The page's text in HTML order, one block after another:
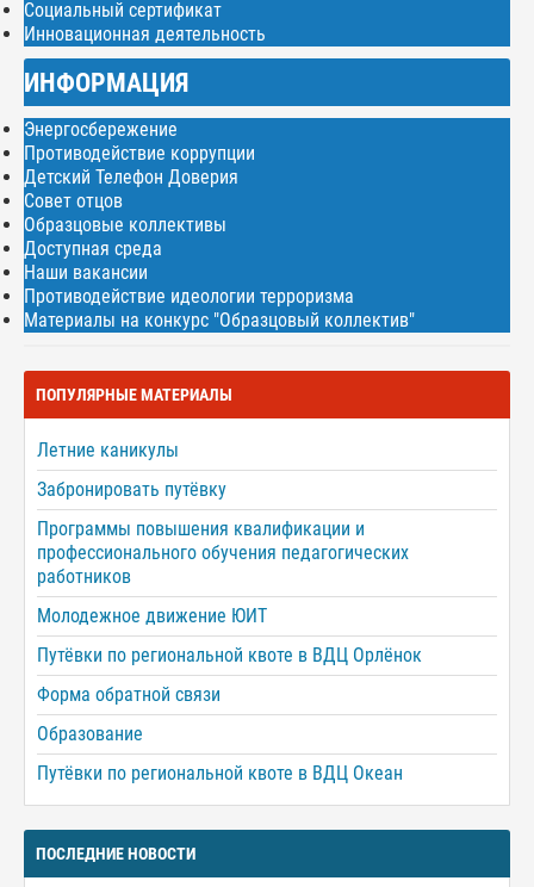
Социальный сертификат
Инновационная деятельность
ИНФОРМАЦИЯ
Энергосбережение
Противодействие коррупции
Детский Телефон Доверия
Совет отцов
Образцовые коллективы
Доступная среда
Наши вакансии
Противодействие идеологии терроризма
Материалы на конкурс "Образцовый коллектив"
ПОПУЛЯРНЫЕ МАТЕРИАЛЫ
Летние каникулы
Забронировать путёвку
Программы повышения квалификации и
профессионального обучения педагогических
работников
Молодежное движение ЮИТ
Путёвки по региональной квоте в ВДЦ Орлёнок
Форма обратной связи
Образование
Путёвки по региональной квоте в ВДЦ Океан
ПОСЛЕДНИЕ НОВОСТИ